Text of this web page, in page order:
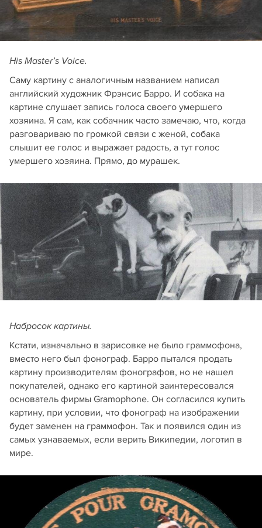
His Master’s Voice.
Саму картину с аналогичным названием написал
английский художник Фрэнсис Барро. И собака на
картине слушает запись голоса своего умершего
хозяина. Я сам, как собачник часто замечаю, что, когда
разговариваю по громкой связи с женой, собака
слышит ее голос и выражает радость, а тут голос
умершего хозяина. Прямо, до мурашек.
Набросок картины.
Кстати, изначально в зарисовке не было граммофона,
вместо него был фонограф. Барро пытался продать
картину производителям фонографов, но не нашел
покупателей, однако его картиной заинтересовался
основатель фирмы Gramophone. Он согласился купить
картину, при условии, что фонограф на изображении
будет заменен на граммофон. Так и появился один из
самых узнаваемых, если верить Википедии, логотип в
мире.